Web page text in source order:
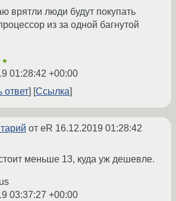
врятли люди будут покупать
из за одной багнутой
01:28:42 +00:00
ответ
Ссылка
от eR 16.12.2019 01:28:42
меньше 13, куда уж дешевле.
03:37:27 +00:00